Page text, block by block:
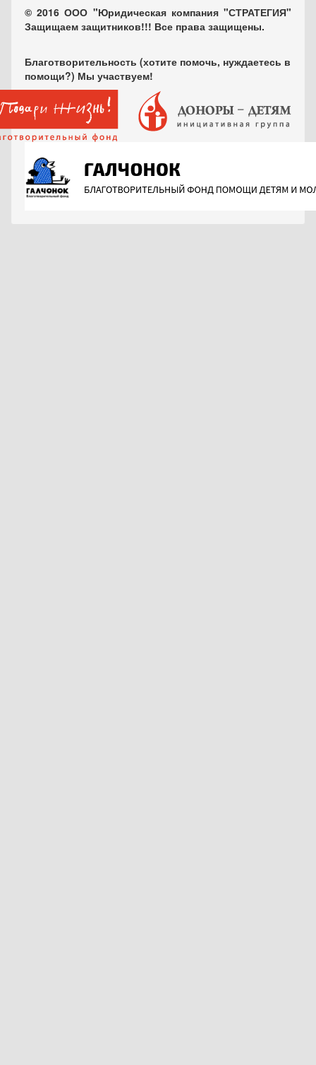
© 2016 ООО "Юридическая компания "СТРАТЕГИЯ"
Защищаем защитников!!! Все права защищены.
Благотворительность (хотите помочь, нуждаетесь в
помощи?) Мы участвуем!